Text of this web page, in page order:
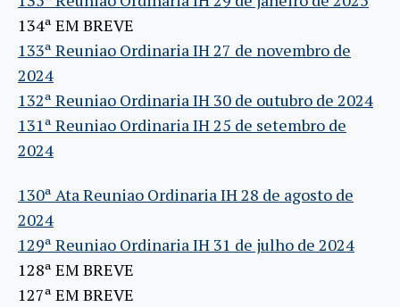
134ª EM BREVE
133ª Reuniao Ordinaria IH 27 de novembro de
2024
132ª Reuniao Ordinaria IH 30 de outubro de 2024
131ª Reuniao Ordinaria IH 25 de setembro de
2024
130ª Ata Reuniao Ordinaria IH 28 de agosto de
2024
129ª Reuniao Ordinaria IH 31 de julho de 2024
128ª EM BREVE
127ª EM BREVE